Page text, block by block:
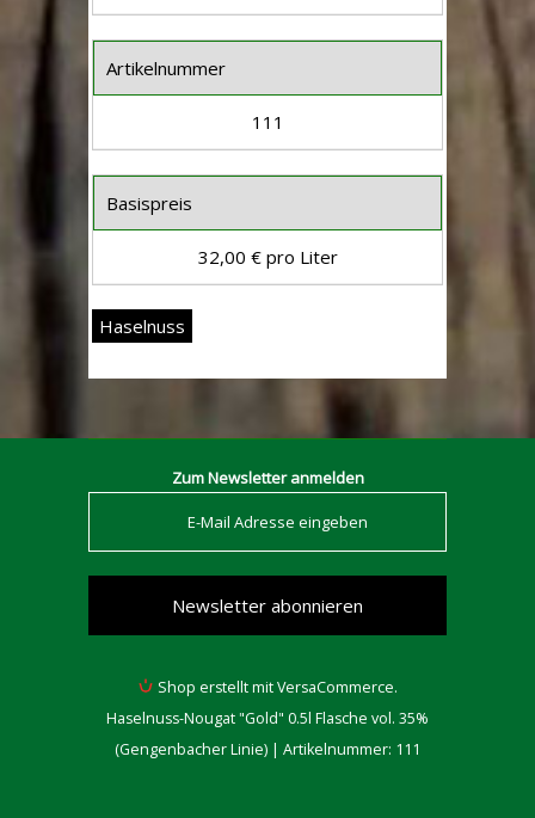
Artikelnummer
111
Basispreis
32,00 € pro Liter
Haselnuss
Zum Newsletter anmelden
Shop erstellt mit VersaCommerce.
Haselnuss-Nougat "Gold" 0.5l Flasche vol. 35%
(Gengenbacher Linie) | Artikelnummer: 111